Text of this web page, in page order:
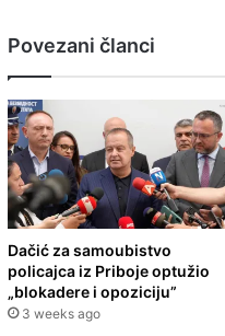
Povezani članci
Dačić za samoubistvo
policajca iz Priboje optužio
„blokadere i opoziciju”
3 weeks ago